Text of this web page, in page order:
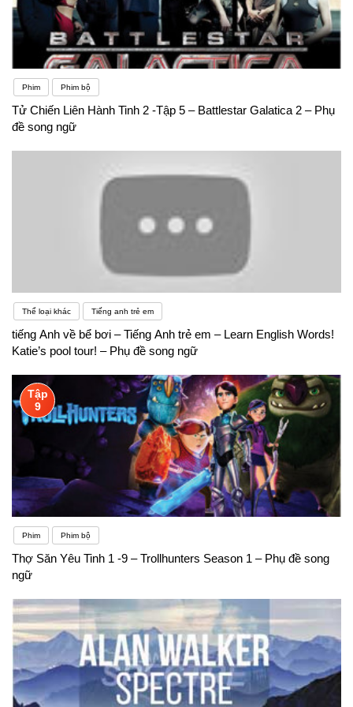
bộ phim trên Netflix hoặc các trang chia sẻ tài
nguyên tương tự. Bất kể bạn chọn gì, việc sử dụng
ngoại ngữ một cách thường xuyên hơn sẽ giúp bạn
chứng minh với bản thân rằng mình có khả năng
Phim Phim bộ
Tử Chiến Liên Hành Tinh 2 -Tập 5 – Battlestar Galatica 2 – Phụ
đề song ngữ
Thể loại khác Tiếng anh trẻ em
tiếng Anh về bể bơi – Tiếng Anh trẻ em – Learn English Words!
Katie’s pool tour! – Phụ đề song ngữ
Tập
9
Phim Phim bộ
Thợ Săn Yêu Tinh 1 -9 – Trollhunters Season 1 – Phụ đề song
ngữ